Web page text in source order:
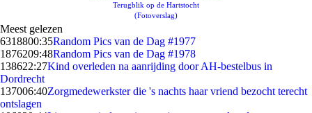
Terugblik op de Hartstocht
(Fotoverslag)
Meest gelezen
6318800:35Random Pics van de Dag #1977
1876209:48Random Pics van de Dag #1978
138622:27Kind overleden na aanrijding door AH-bestelbus in
Dordrecht
137006:40Zorgmedewerkster die 's nachts haar vriend bezocht terecht
ontslagen